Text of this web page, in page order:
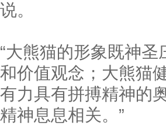
说。
“大熊猫的形象既神
和价值观念；大熊猫
有力具有拼搏精神的
精神息息相关。”